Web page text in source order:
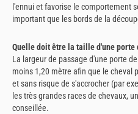
l'ennui et favorise le comportement
important que les bords de la
Quelle doit être la taille d'une porte
La largeur de passage d'une porte
moins 1,20 mètre afin que le cheval
et sans risque de s'accrocher (par
les très grandes races de chevaux,
conseillée.